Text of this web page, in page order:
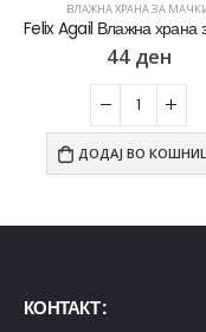
ВЛАЖНА ХРАНА ЗА
44 ден
ДОДАЈ ВО
КОНТАКТ :